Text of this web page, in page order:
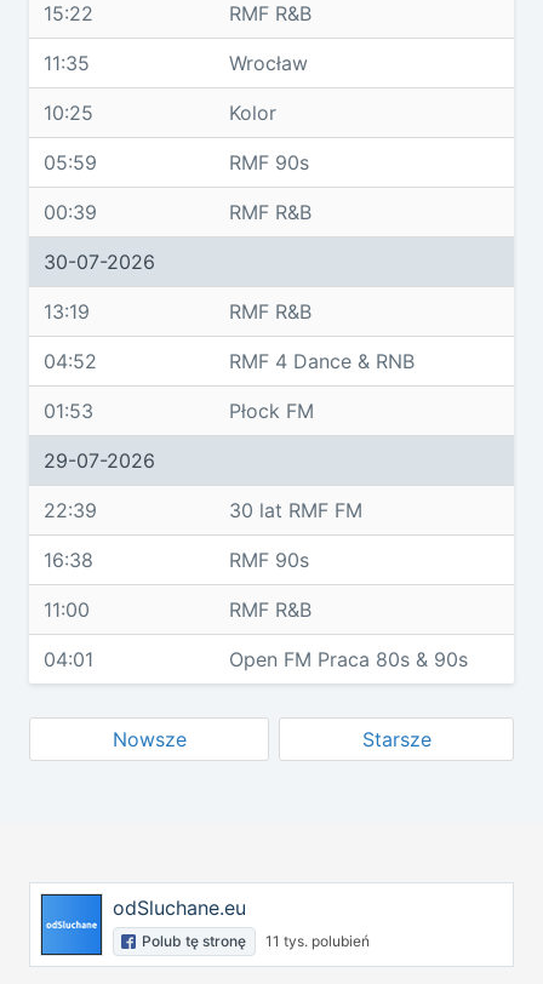
15:22 RMF R&B
11:35 Wrocław
10:25 Kolor
05:59 RMF 90s
00:39 RMF R&B
30-07-2026
13:19 RMF R&B
04:52 RMF 4 Dance & RNB
01:53 Płock FM
29-07-2026
22:39 30 lat RMF FM
16:38 RMF 90s
11:00 RMF R&B
04:01 Open FM Praca 80s & 90s
Nowsze Starsze
odSluchane.eu
Polub tę stronę 11 tys. polubień